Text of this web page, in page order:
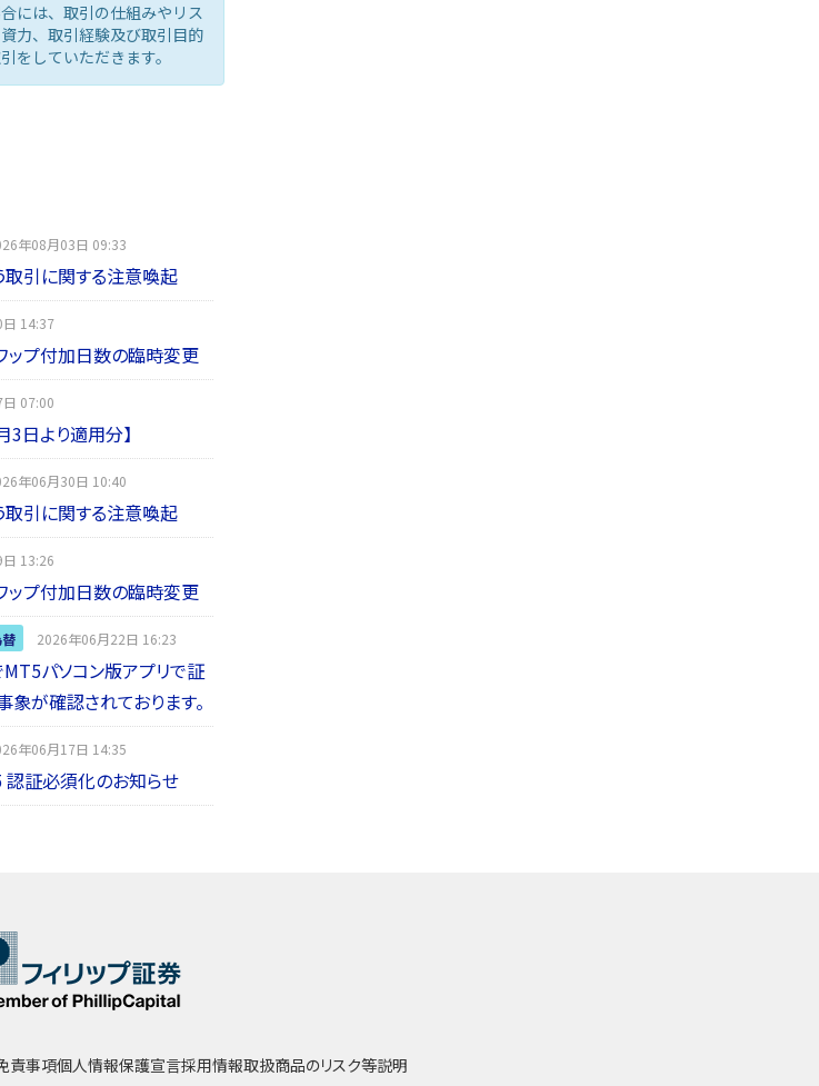
には、取引の仕組みやリス
力、取引経験及び取引目的
をしていただきます。
年08月03日 09:33
取引に関する注意喚起
14:37
ップ付加日数の臨時変更
07:00
日より適用分】
年06月30日 10:40
取引に関する注意喚起
13:26
ップ付加日数の臨時変更
2026年06月22日 16:23
パソコン版アプリで証
が確認されております。
年06月17日 14:35
認証必須化のお知らせ
責事項個人情報保護宣言採用情報取扱商品のリスク等説明